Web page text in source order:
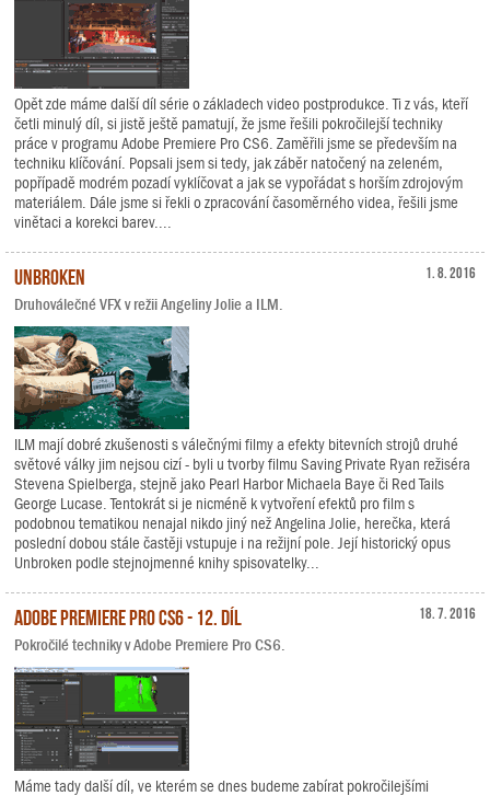
Opět zde máme další díl série o základech video postprodukce. Ti z vás, kteří
četli minulý díl, si jistě ještě pamatují, že jsme řešili pokročilejší techniky
práce v programu Adobe Premiere Pro CS6. Zaměřili jsme se především na
techniku klíčování. Popsali jsem si tedy, jak záběr natočený na zeleném,
popřípadě modrém pozadí vyklíčovat a jak se vypořádat s horším zdrojovým
materiálem. Dále jsme si řekli o zpracování časoměrného videa, řešili jsme
vinětaci a korekci barev....
1. 8. 2016
Unbroken
Druhoválečné VFX v režii Angeliny Jolie a ILM.
ILM mají dobré zkušenosti s válečnými filmy a efekty bitevních strojů druhé
světové války jim nejsou cizí - byli u tvorby filmu Saving Private Ryan režiséra
Stevena Spielberga, stejně jako Pearl Harbor Michaela Baye či Red Tails
George Lucase. Tentokrát si je nicméně k vytvoření efektů pro film s
podobnou tematikou nenajal nikdo jiný než Angelina Jolie, herečka, která
poslední dobou stále častěji vstupuje i na režijní pole. Její historický opus
Unbroken podle stejnojmenné knihy spisovatelky...
18. 7. 2016
Adobe Premiere Pro CS6 - 12. díl
Pokročilé techniky v Adobe Premiere Pro CS6.
Máme tady další díl, ve kterém se dnes budeme zabírat pokročilejšími